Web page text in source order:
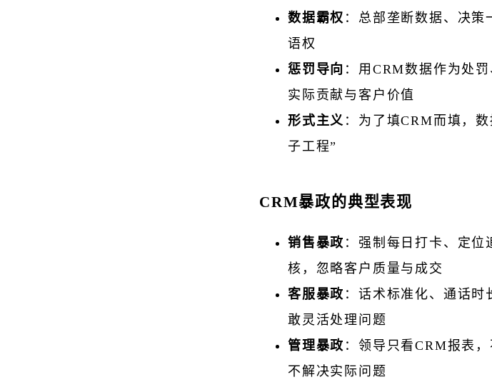
数据霸权 ：总部垄断数据、决策
语权
惩罚导向 ：用CRM数据作为处
实际贡献与客户价值
形式主义 ：为了填CRM而填，
子工程”
CRM暴政的典型表现
销售暴政 ：强制每日打卡、定位
核，忽略客户质量与成交
客服暴政 ：话术标准化、通话时
敢灵活处理问题
管理暴政 ：领导只看CRM报表
不解决实际问题